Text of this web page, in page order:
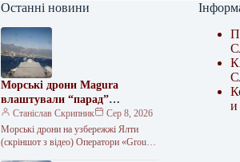
Останні новини
Морські дрони Magura
влаштували “парад”
неподалік Ялти
Станіслав Скрипник
Сер 8, 2026
Морські дрони на узбережжі Ялти
(скріншот з відео) Оператори «Group
и